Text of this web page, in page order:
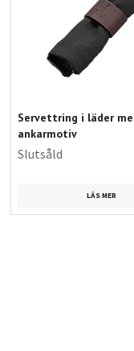
Servettring i läder
ankarmotiv
Slutsåld
LÄS MER